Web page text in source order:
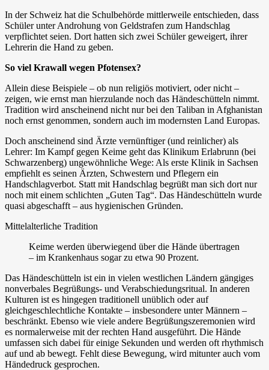
In der Schweiz hat die Schulbehörde mittlerweile entschieden, dass
Schüler unter Androhung von Geldstrafen zum Handschlag
verpflichtet seien. Dort hatten sich zwei Schüler geweigert, ihrer
Lehrerin die Hand zu geben.
So viel Krawall wegen Pfotensex?
Allein diese Beispiele – ob nun religiös motiviert, oder nicht –
zeigen, wie ernst man hierzulande noch das Händeschütteln nimmt.
Tradition wird anscheinend nicht nur bei den Taliban in Afghanistan
noch ernst genommen, sondern auch im modernsten Land Europas.
Doch anscheinend sind Ärzte vernünftiger (und reinlicher) als
Lehrer: Im Kampf gegen Keime geht das Klinikum Erlabrunn (bei
Schwarzenberg) ungewöhnliche Wege: Als erste Klinik in Sachsen
empfiehlt es seinen Ärzten, Schwestern und Pflegern ein
Handschlagverbot. Statt mit Handschlag begrüßt man sich dort nur
noch mit einem schlichten „Guten Tag“. Das Händeschütteln wurde
quasi abgeschafft – aus hygienischen Gründen.
Mittelalterliche Tradition
Keime werden überwiegend über die Hände übertragen
– im Krankenhaus sogar zu etwa 90 Prozent.
Das Händeschütteln ist ein in vielen westlichen Ländern gängiges
nonverbales Begrüßungs- und Verabschiedungsritual. In anderen
Kulturen ist es hingegen traditionell unüblich oder auf
gleichgeschlechtliche Kontakte – insbesondere unter Männern –
beschränkt. Ebenso wie viele andere Begrüßungszeremonien wird
es normalerweise mit der rechten Hand ausgeführt. Die Hände
umfassen sich dabei für einige Sekunden und werden oft rhythmisch
auf und ab bewegt. Fehlt diese Bewegung, wird mitunter auch vom
Händedruck gesprochen.